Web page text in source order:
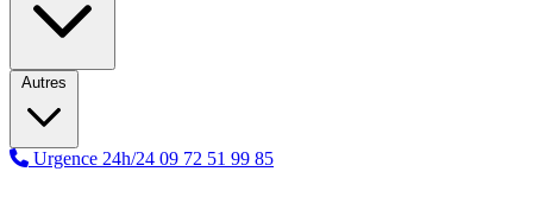
Autres
Urgence 24h/24 09 72 51 99 85